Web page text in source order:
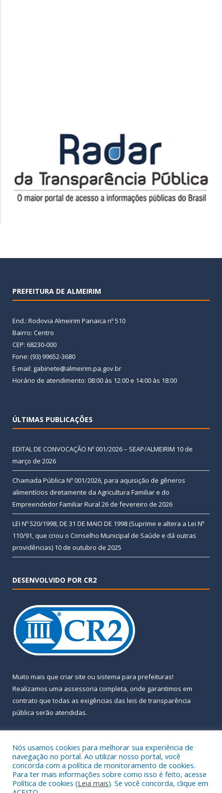
PREFEITURA DE ALMEIRIM
End.: Rodovia Almeirim Panaica nº 510
Bairro: Centro
CEP: 68230-000
Fone: (93) 99652-3680
E-mail: gabinete@almeirim.pa.gov.br
Horário de atendimento: 08:00 às 12:00 e 14:00 às 18:00
ÚLTIMAS PUBLICAÇÕES
EDITAL DE CONVOCAÇÃO Nº 001/2026 – SEAP/ALMEIRIM 10 de
março de 2026
Chamada Pública Nº 001/2026, para aquisição de gêneros
alimentícios diretamente da Agricultura Familiar e do
Empreendedor Familiar Rural 26 de fevereiro de 2026
LEI Nº 520/1998, DE 31 DE MAIO DE 1998 (Suprime e altera a Lei Nº
110/91, que criou o Conselho Municipal de Saúde e dá outras
providências) 10 de outubro de 2025
DESENVOLVIDO POR CR2
Muito mais que criar site ou sistema para prefeituras!
Realizamos uma assessoria completa, onde garantimos em
contrato que todas as exigências das leis de transparência
pública serão atendidas.
Todos os direitos reservados a Prefeitura Municipal de Almeirim.
Nós usamos cookies para melhorar sua experiência de
navegação no portal. Ao utilizar nosso portal, você
concorda com a política de monitoramento de cookies.
Para ter mais informações sobre como isso é feito, acesse
Política de cookies (Leia mais). Se você concorda, clique em